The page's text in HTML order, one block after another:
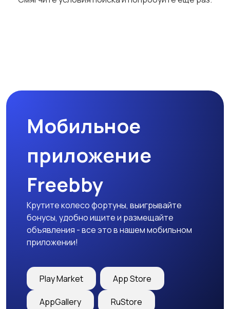
Детская одежда Детская обувь
Детский транспорт
Мобильное
приложение
Freebby
Крутите колесо фортуны, выигрывайте
бонусы, удобно ищите и размещайте
объявления - все это в нашем мобильном
приложении!
Play Market App Store
AppGallery RuStore